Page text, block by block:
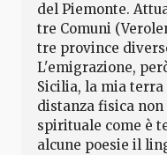
del Piemonte.
tre Comuni
tre province
L'emigrazione,
Sicilia, la mia
distanza fisica
spirituale come è
alcune poesie il